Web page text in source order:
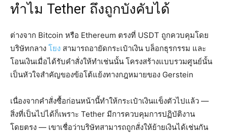
ทำไม Tether ถึงถูกบังคับได้
ต่างจาก Bitcoin หรือ Ethereum ตรงที่ USDT ถูกควบคุมโดย
บริษัทกลาง โยง สามารถอายัดกระเป๋าเงิน บล็อกธุรกรรม และ
โอนเงินเมื่อได้รับคำสั่งให้ทำเช่นนั้น โครงสร้างแบบรวมศูนย์นั้น
เป็นหัวใจสำคัญของข้อโต้แย้งทางกฎหมายของ Gerstein
เนื่องจากคำสั่งซื้อก่อนหน้านี้ทำให้กระเป๋าเงินแข็งตัวไปแล้ว —
สิ่งที่เป็นไปได้ก็เพราะ Tether มีการควบคุมการปฏิบัติงาน
โดยตรง — เขาเชื่อว่าบริษัทสามารถถูกสั่งให้ย้ายเงินได้เช่นกัน